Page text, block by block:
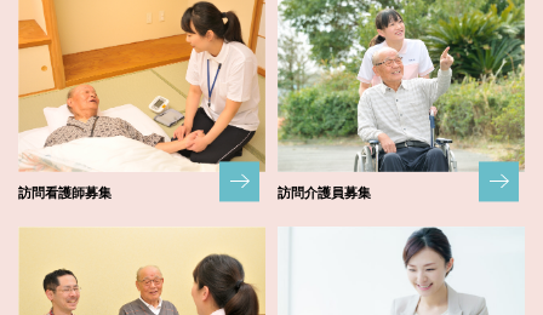
訪問看護師募集 訪問介護員募集